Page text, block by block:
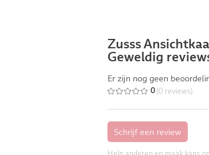
Zusss
Geweldig
Er zijn nog geen
0 (0 reviews)